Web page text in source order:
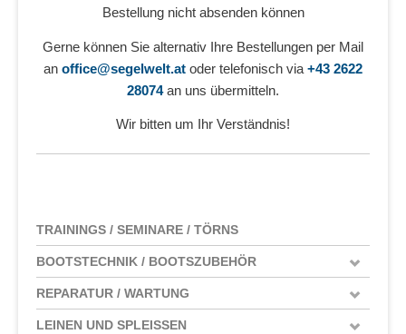
Bestellung nicht absenden können
Gerne können Sie alternativ Ihre Bestellungen per Mail
an office@segelwelt.at oder telefonisch via +43 2622
28074an uns übermitteln.
Wir bitten um Ihr Verständnis!
TRAININGS / SEMINARE / TÖRNS
BOOTSTECHNIK / BOOTSZUBEHÖR
REPARATUR / WARTUNG
LEINEN UND SPLEISSEN